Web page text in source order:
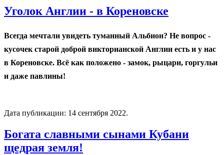
Уголок Англии - в Кореновске
Всегда мечтали увидеть туманный Альбион? Не вопрос -
кусочек старой доброй викторианской Англии есть и у нас
в Кореновске. Всё как положено - замок, рыцари, горгульи
и даже павлины!
Дата публикации: 14 сентября 2022.
Богата славными сынами Кубани
щедрая земля!